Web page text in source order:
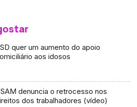
quer um aumento do apoio
aos idosos
denuncia o retrocesso nos
dos trabalhadores (vídeo)